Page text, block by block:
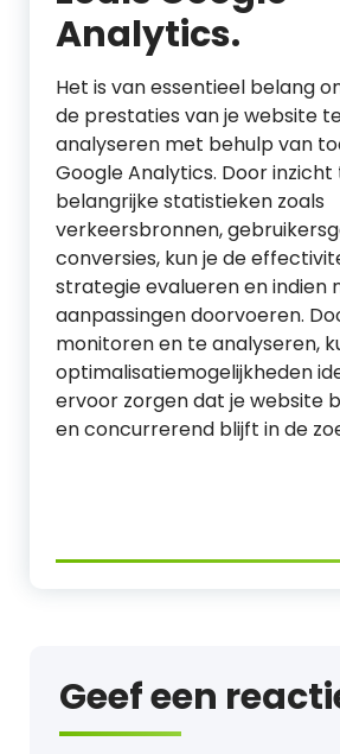
Analytics.
Het is van essentieel belang
de prestaties van je website
analyseren met behulp van
Google Analytics. Door inzicht
belangrijke statistieken zoals
verkeersbronnen,
conversies, kun je de
strategie evalueren en indien
aanpassingen doorvoeren.
monitoren en te analyseren,
optimalisatiemogelijkheden
ervoor zorgen dat je website
en concurrerend blijft in de
Geef een